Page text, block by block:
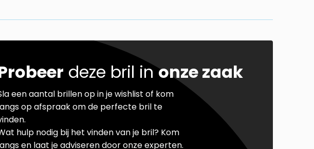
deze bril inonze zaak
een aantal brillen op in je wishlist of kom
op afspraak om de perfecte bril te
hulp nodig bij het vinden van je bril? Kom
en laat je adviseren door onze experten.